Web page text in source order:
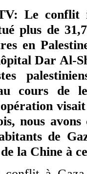
Le conflit
plus de
en
Dar Al-
cours de
nous
de
la Chine à